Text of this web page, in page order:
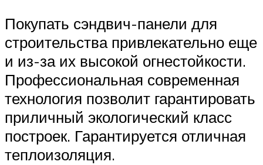
Покупать сэндвич-панели для
строительства привлекательно еще
и из-за их высокой огнестойкости.
Профессиональная современная
технология позволит гарантировать
приличный экологический класс
построек. Гарантируется отличная
теплоизоляция.